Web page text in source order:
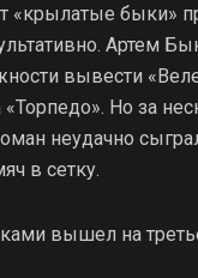
«крылатые быки»
Артем
вывести
«Торпедо». Но за
неудачно
в сетку.
вышел на